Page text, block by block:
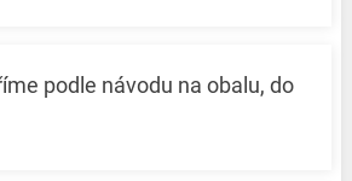
podle návodu na obalu, do